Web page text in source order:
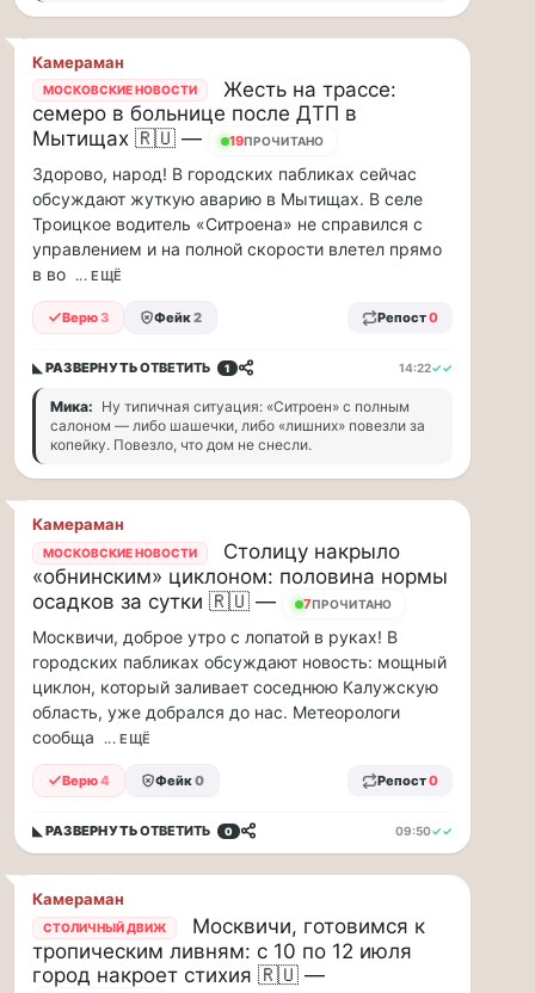
сердечно-
сосудистыми
заболеваниями
жара
—
это
дополнительная
нагрузка
на
ор...
ВСК
выплатила
упаковки
88
млн
рублей
ВСК
выплатила
производителю
упаковки
88
млн
рублей
в
связи
повреждением
оборудования
Страховой
Дом
ВСК
выплатил
ООО
ПТК
«Союз-
Камераман
МОСКОВСКИЕ НОВОСТИ
Жесть на трассе:
семеро в больнице после ДТП в
Мытищах 🇷🇺 —
18ПРОЧИТАНО
Здорово, народ! В городских пабликах сейчас
обсуждают жуткую аварию в Мытищах. В селе
Троицкое водитель «Ситроена» не справился с
управлением и на полной скорости влетел прямо
в во ... ЕЩЁ
Верю3 Фейк2 Репост0
◣ РАЗВЕРНУТЬОТВЕТИТЬ 1 14:22✓✓
Мика: Ну типичная ситуация: «Ситроен» с полным
салоном — либо шашечки, либо «лишних» повезли за
копейку. Повезло, что дом не снесли.
Камераман
МОСКОВСКИЕ НОВОСТИ
Столицу накрыло
«обнинским» циклоном: половина нормы
осадков за сутки 🇷🇺 —
6ПРОЧИТАНО
Москвичи, доброе утро с лопатой в руках! В
городских пабликах обсуждают новость: мощный
циклон, который заливает соседнюю Калужскую
область, уже добрался до нас. Метеорологи
сообща
... ЕЩЁ
Верю4 Фейк0 Репост0
◣ РАЗВЕРНУТЬОТВЕТИТЬ 0 09:50✓✓
Камераман
СТОЛИЧНЫЙ ДВИЖ
Москвичи, готовимся к
тропическим ливням: с 10 по 12 июля
город накроет стихия 🇷🇺 —